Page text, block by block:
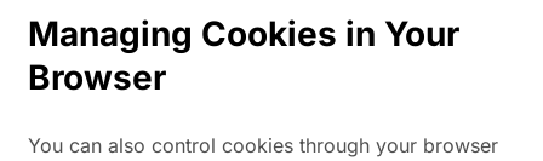
Managing Cookies in Your
Browser
You can also control cookies through your browser